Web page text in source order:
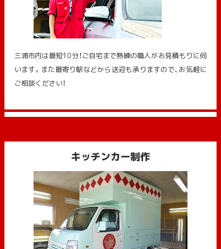
三浦市内は最短10分！ご自宅まで熟練の職人がお見積もりに伺
います。また最寄り駅などから送迎も承りますので、お気軽に
ご相談ください！
キッチンカー制作